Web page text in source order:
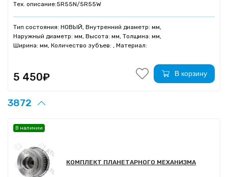
Тех. описание:5R55N/5R55W
Тип состояния: НОВЫЙ, Внутренний диаметр: мм,
Наружный диаметр: мм, Высота: мм, Толщина: мм,
Ширина: мм, Количество зубъев: , Материал:
5 450₽ В корзину
3872
КОМПЛЕКТ ПЛАНЕТАРНОГО МЕХАНИЗМА
В наличии